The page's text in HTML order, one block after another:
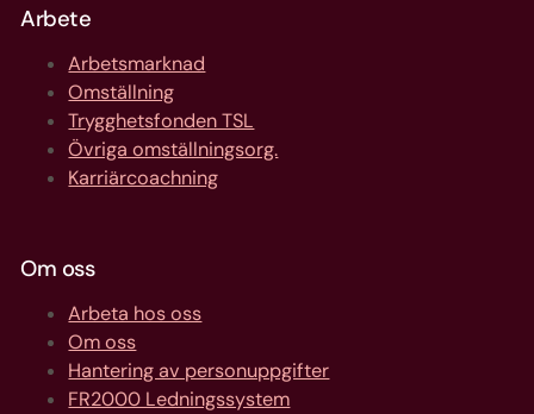
Arbete
Arbetsmarknad
Omställning
Trygghetsfonden TSL
Övriga omställningsorg.
Karriärcoachning
Om oss
Arbeta hos oss
Om oss
Hantering av personuppgifter
FR2000 Ledningssystem